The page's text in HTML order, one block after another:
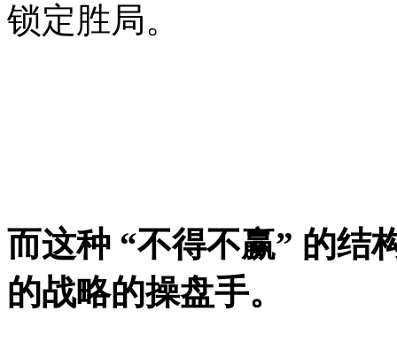
锁定胜局。
而这种 “不得不赢” 的结
的战略的操盘手。